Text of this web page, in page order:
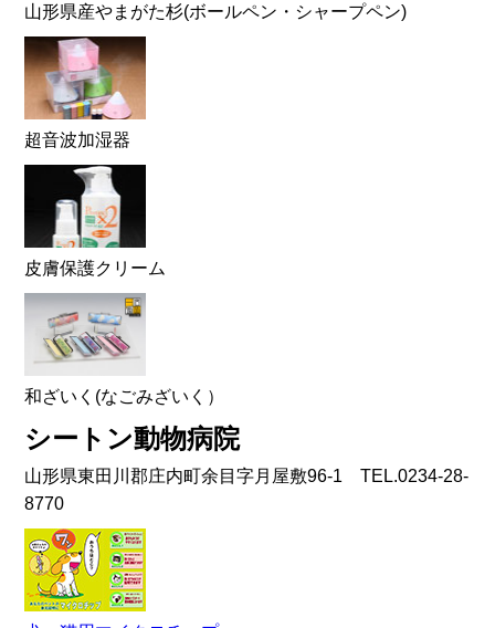
山形県産やまがた杉(ボールペン・シャープペン)
超音波加湿器
皮膚保護クリーム
和ざいく(なごみざいく）
シートン動物病院
山形県東田川郡庄内町余目字月屋敷96-1 TEL.0234-28-
8770